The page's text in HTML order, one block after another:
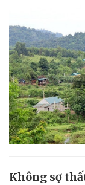
Không sợ